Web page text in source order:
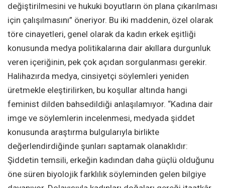
değiştirilmesini ve hukuki boyutların ön plana çıkarılması
için çalışılmasını” öneriyor. Bu iki maddenin, özel olarak
töre cinayetleri, genel olarak da kadın erkek eşitliği
konusunda medya politikalarına dair akıllara durgunluk
veren içeriğinin, pek çok açıdan sorgulanması gerekir.
Halihazırda medya, cinsiyetçi söylemleri yeniden
üretmekle eleştirilirken, bu koşullar altında hangi
feminist dilden bahsedildiği anlaşılamıyor. “Kadına dair
imge ve söylemlerin incelenmesi, medyada şiddet
konusunda araştırma bulgularıyla birlikte
değerlendirdiğinde şunları saptamak olanaklıdır:
Şiddetin temsili, erkeğin kadından daha güçlü olduğunu
öne süren biyolojik farklılık söyleminden gelen bilgiye